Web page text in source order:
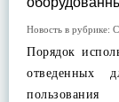
Новость в рубрике:
Порядок
отведенных